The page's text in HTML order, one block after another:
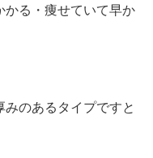
る・痩せていて早か
のあるタイプですと